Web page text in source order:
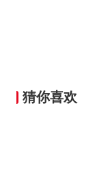
猜你喜欢